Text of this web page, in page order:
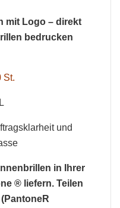
mit Logo – direkt
bedrucken
St.
und
in Ihrer
® liefern. Teilen